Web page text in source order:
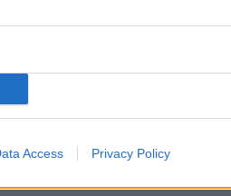
Access Privacy Policy
Ειδήσεις Δημοφιλή